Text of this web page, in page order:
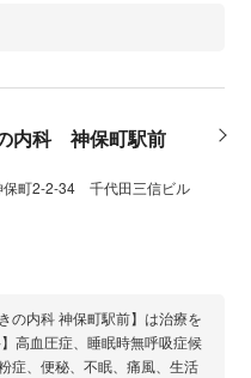
内科 神保町駅前
保町2-2-34 千代田三信ビル
の内科 神保町駅前】は治療を
高血圧症、睡眠時無呼吸症候
症、便秘、不眠、痛風、生活